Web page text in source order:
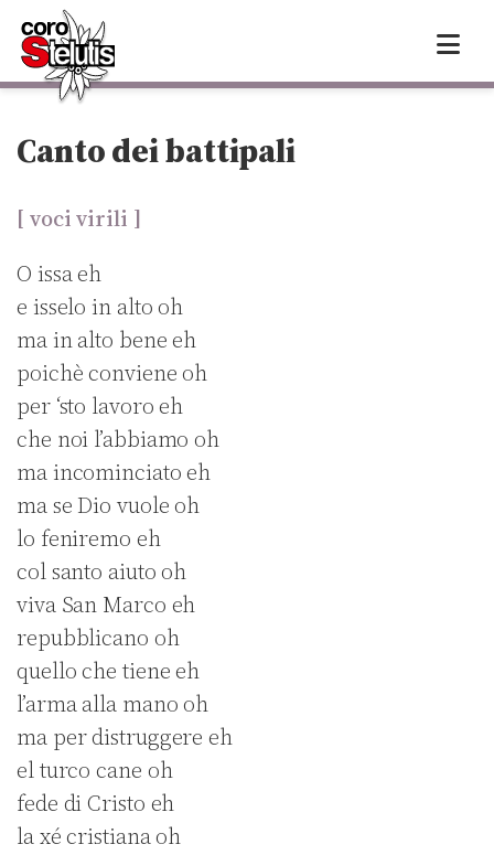
content
Canto dei battipali
[ voci virili ]
O issa eh
e isselo in alto oh
ma in alto bene eh
poichè conviene oh
per ‘sto lavoro eh
che noi l’abbiamo oh
ma incominciato eh
ma se Dio vuole oh
lo feniremo eh
col santo aiuto oh
viva San Marco eh
repubblicano oh
quello che tiene eh
l’arma alla mano oh
ma per distruggere eh
el turco cane oh
fede di Cristo eh
la xé cristiana oh